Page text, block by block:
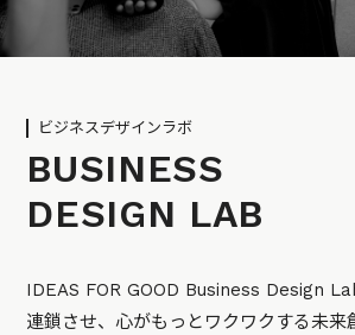
ビジネスデザインラボ
BUSINESS
DESIGN LAB
IDEAS FOR GOOD Business Design
連鎖させ、心がもっとワクワクする未来